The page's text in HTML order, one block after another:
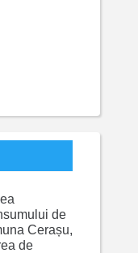
de
Cerașu,
de